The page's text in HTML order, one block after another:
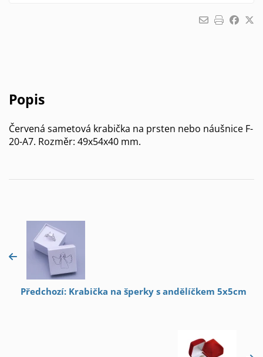
Popis
Červená sametová krabička na prsten nebo náušnice F-
20-A7. Rozměr: 49x54x40 mm.
Předchozí: Krabička na šperky s andělíčkem 5x5cm